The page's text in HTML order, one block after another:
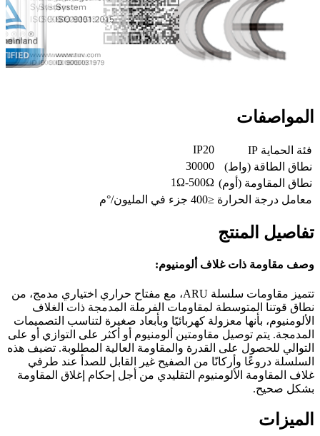
المواصفات
فئة الحماية IP
IP20
نطاق الطاقة (واط)
30000
نطاق المقاومة (أوم) 1Ω-500Ω
معامل درجة الحرارة ≤400 جزء في المليون/°م
تفاصيل المنتج
وصف مقاومة ذات غلاف ألومنيوم:
تتميز مقاومات سلسلة ARU، مع مفتاح حراري اختياري مدمج، من
نطاق قوتنا المتوسطة لمقاومات الفرملة المدمجة ذات الغلاف
الألومنيوم، بأنها معزولة كهربائيًا وبأبعاد صغيرة لتناسب التصميمات
المدمجة. يتم توصيل مقاومتين ألومنيوم أو أكثر على التوازي أو على
التوالي للحصول على القدرة والمقاومة العالية المطلوبة. تضيف هذه
السلسلة دروعًا وأركانًا من الصفيح غير القابل للصدأ عند طرفي
غلاف المقاومة الألومنيوم التقليدي من أجل إحكام إغلاق المقاومة
بشكل صحيح.
الميزات